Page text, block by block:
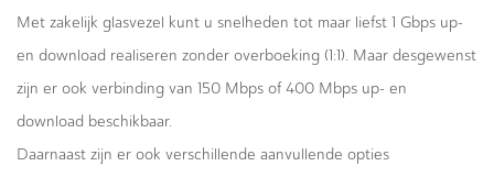
Met zakelijk glasvezel kunt u snelheden tot maar liefst 1 Gbps up-
en download realiseren zonder overboeking (1:1). Maar desgewenst
zijn er ook verbinding van 150 Mbps of 400 Mbps up- en
download beschikbaar.
Daarnaast zijn er ook verschillende aanvullende opties